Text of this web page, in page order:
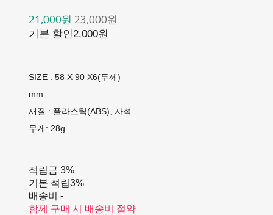
21,000원 23,000원
기본 할인2,000원
SIZE : 58 X 90 X6(두께)
mm
재질 : 플라스틱(ABS), 자석
무게: 28g
적립금 3%
기본 적립3%
배송비 -
함께 구매 시 배송비 절약